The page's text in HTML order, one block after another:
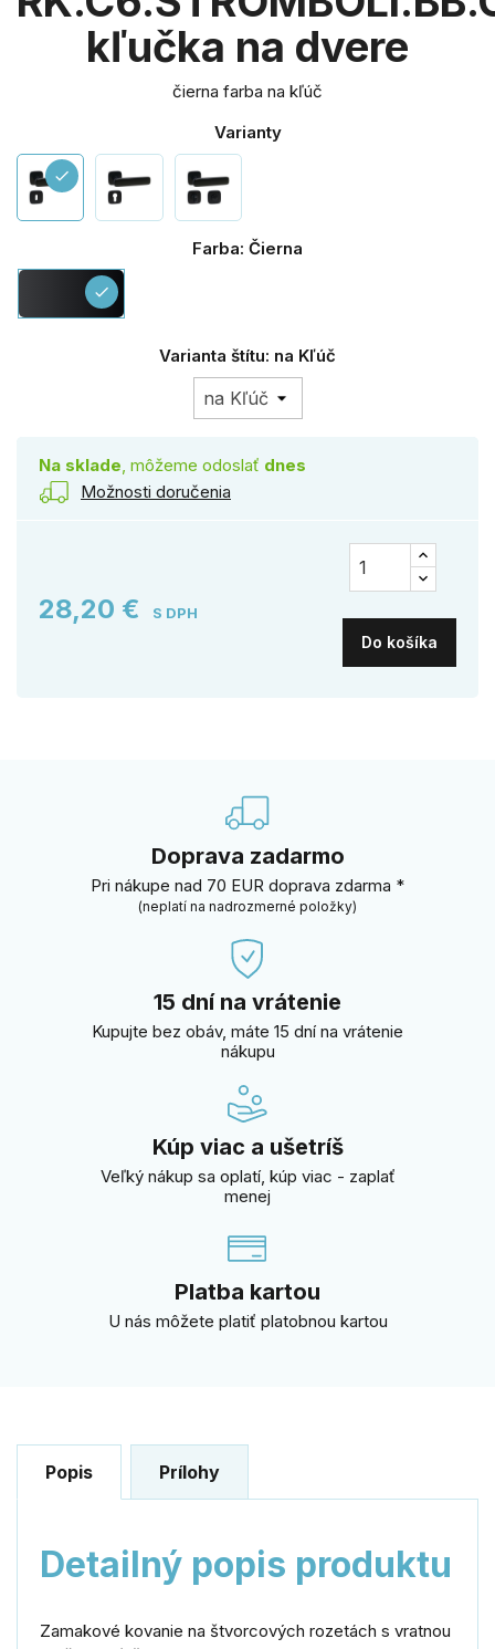
kľučka na dvere
čierna farba na kľúč
Varianty
check
Farba: Čierna
Čierna
check
Varianta štítu: na Kľúč
Na sklade, môžeme odoslať dnes
Možnosti doručenia
28,20 € S DPH
Do košíka
Doprava zadarmo
Pri nákupe nad 70 EUR doprava zdarma *
(neplatí na nadrozmerné položky)
15 dní na vrátenie
Kupujte bez obáv, máte 15 dní na vrátenie
nákupu
Kúp viac a ušetríš
Veľký nákup sa oplatí, kúp viac - zaplať
menej
Platba kartou
U nás môžete platiť platobnou kartou
Popis Prílohy
Detailný popis produktu
Zamakové kovanie na štvorcových rozetách s vratnou